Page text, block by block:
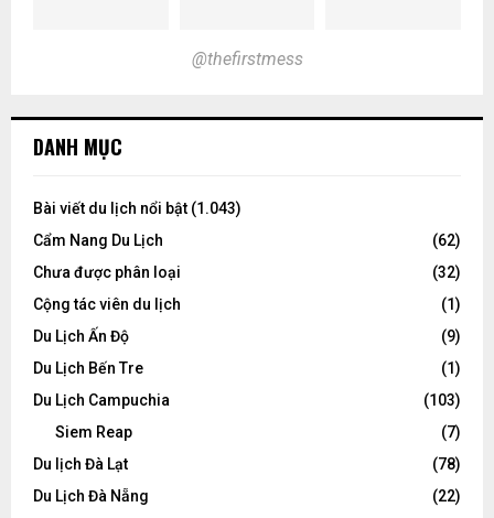
@thefirstmess
DANH MỤC
Bài viết du lịch nổi bật (1.043)
Cẩm Nang Du Lịch
(62)
Chưa được phân loại
(32)
Cộng tác viên du lịch
(1)
Du Lịch Ấn Độ
(9)
Du Lịch Bến Tre
(1)
Du Lịch Campuchia
(103)
Siem Reap
(7)
Du lịch Đà Lạt
(78)
Du Lịch Đà Nẵng
(22)